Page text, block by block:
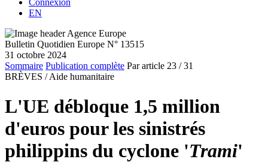
Connexion
EN
Bulletin Quotidien Europe N° 13515
31 octobre 2024
Sommaire Publication complète Par article 23 / 31
BRÈVES / Aide humanitaire
L'UE débloque 1,5 million
d'euros pour les sinistrés
philippins du cyclone 'Trami'